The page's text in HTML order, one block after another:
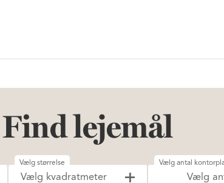
Find lejemål
Vælg størrelse
Vælg kvadratmeter
Vælg antal
Vælg